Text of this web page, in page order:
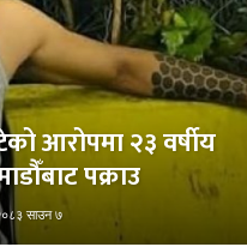
आरोपमा २३ वर्षीय
पक्राउ
साउन ७